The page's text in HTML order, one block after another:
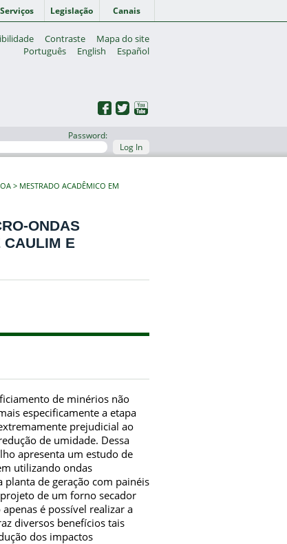
Serviços Legislação Canais
Contraste
Mapa do site
Português
English Español
Password:
Log In
MESTRADO ACADÊMICO EM
ONDAS
CAULIM E
de minérios não
especificamente a etapa
prejudicial ao
de umidade. Dessa
apresenta um estudo de
utilizando ondas
de geração com painéis
de um forno secador
é possível realizar a
diversos benefícios tais
dos impactos